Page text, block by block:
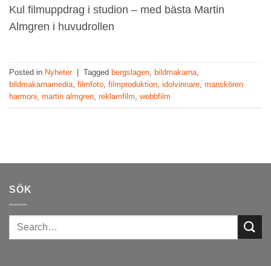
Kul filmuppdrag i studion – med bästa Martin
Almgren i huvudrollen
Posted in Nyheter Tagged bergslagen, bildmakarna,
bildmakarnamedia, filmfoto, filmproduktion, idolvinnare, manskören
harmoni, martin almgren, reklamfilm, webbfilm
SÖK